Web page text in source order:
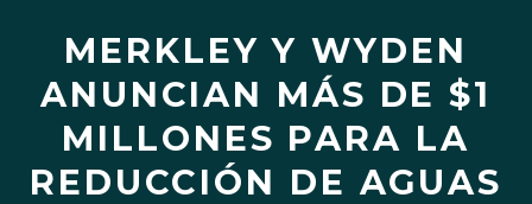
MERKLEY Y WYDEN
ANUNCIAN MÁS DE $1
MILLONES PARA LA
REDUCCIÓN DE AGUAS